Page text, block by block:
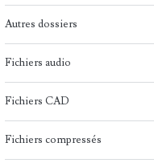
Autres dossiers
Fichiers audio
Fichiers CAD
Fichiers compressés